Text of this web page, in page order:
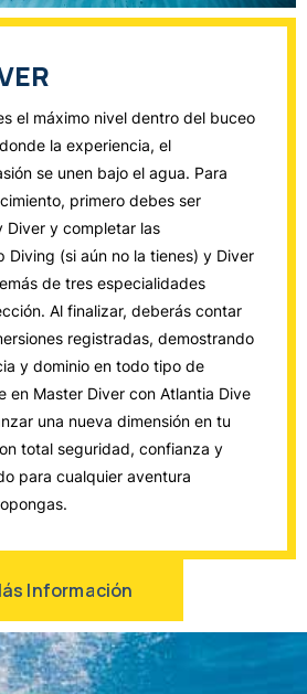
el máximo nivel dentro del buceo
la experiencia, el
se unen bajo el agua. Para
primero debes ser
Diver y completar las
Diving (si aún no la tienes) y Diver
de tres especialidades
Al finalizar, deberás contar
registradas, demostrando
y dominio en todo tipo de
en Master Diver con Atlantia Dive
una nueva dimensión en tu
total seguridad, confianza y
para cualquier aventura
Información